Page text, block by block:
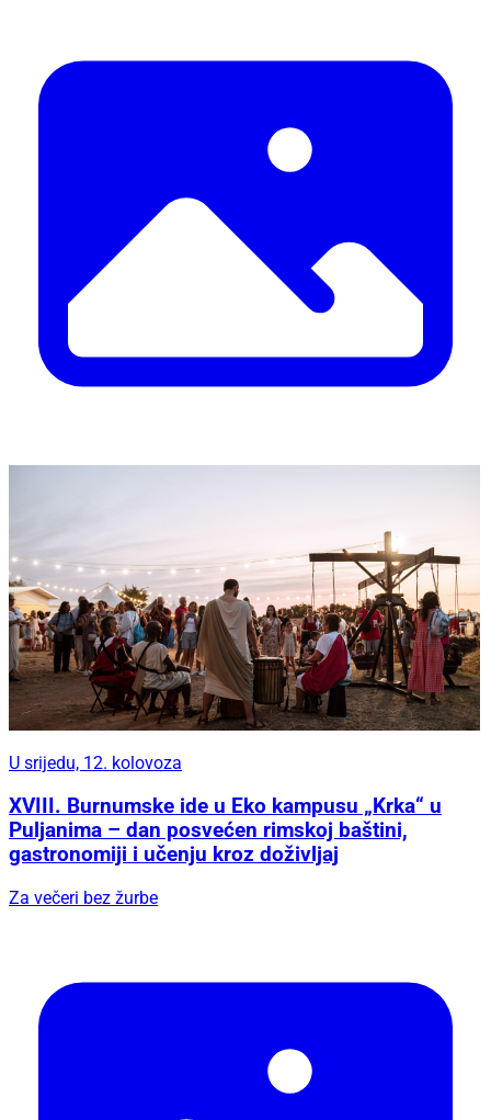
U srijedu, 12. kolovoza
XVIII. Burnumske ide u Eko kampusu „Krka“ u
Puljanima – dan posvećen rimskoj baštini,
gastronomiji i učenju kroz doživljaj
Za večeri bez žurbe